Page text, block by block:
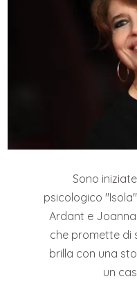
Sono
psicologico
Ardant e Joanna
che promette di
brilla con una
un